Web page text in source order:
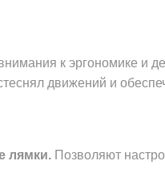
к эргономике и
движений и
лямки. Позволяют